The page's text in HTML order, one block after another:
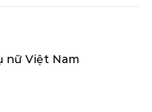
nữ Việt Nam